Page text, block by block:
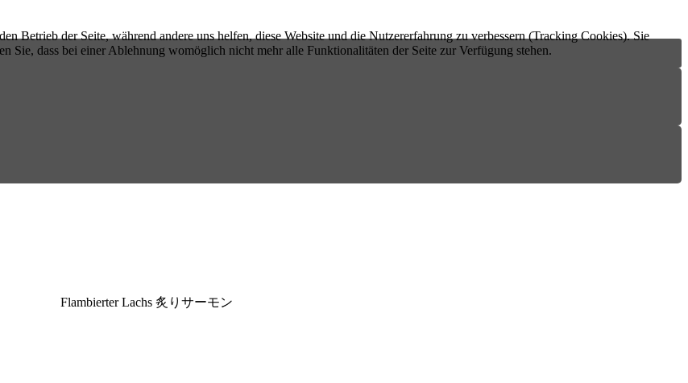
Flambierter Lachs 炙りサーモン
Betrieb der Seite, während andere uns helfen, diese Website und die Nutzererfahrung zu verbessern (Tracking Cookies). Sie
Sie, dass bei einer Ablehnung womöglich nicht mehr alle Funktionalitäten der Seite zur Verfügung stehen.